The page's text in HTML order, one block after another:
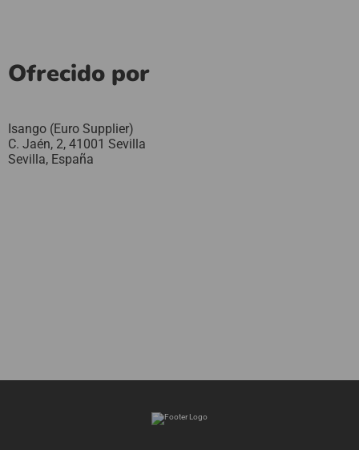
Ofrecido por
Isango (Euro Supplier)
C. Jaén, 2, 41001 Sevilla
Sevilla, España